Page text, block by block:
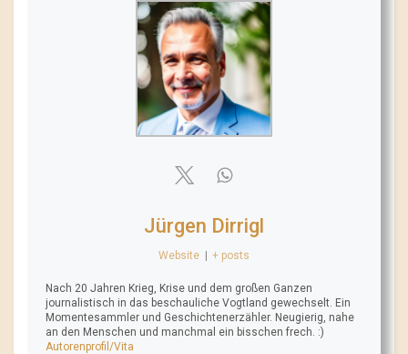
Jürgen Dirrigl
Website | + posts
Nach 20 Jahren Krieg, Krise und dem großen Ganzen
journalistisch in das beschauliche Vogtland gewechselt. Ein
Momentesammler und Geschichtenerzähler. Neugierig, nahe
an den Menschen und manchmal ein bisschen frech. :)
Autorenprofil/Vita